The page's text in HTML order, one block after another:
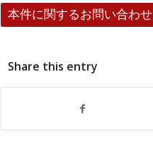
本件に関するお問い合わせ
Share this entry